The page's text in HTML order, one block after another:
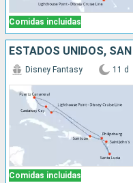
Comidas incluidas
Comidas incluidas
Disney Fantasy 11 d